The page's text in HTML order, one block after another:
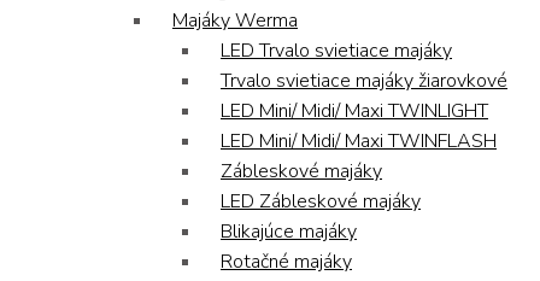
Majáky Werma
LED Trvalo svietiace majáky
Trvalo svietiace majáky žiarovkové
LED Mini/ Midi/ Maxi TWINLIGHT
LED Mini/ Midi/ Maxi TWINFLASH
Zábleskové majáky
LED Zábleskové majáky
Blikajúce majáky
Rotačné majáky